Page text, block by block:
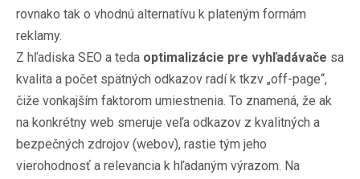
rovnako tak o vhodnú alternatívu k plateným formám
reklamy.
Z hľadiska SEO a teda optimalizácie pre vyhľadávače sa
kvalita a počet spätných odkazov radí k tkzv „off-page“,
čiže vonkajším faktorom umiestnenia. To znamená, že ak
na konkrétny web smeruje veľa odkazov z kvalitných a
bezpečných zdrojov (webov), rastie tým jeho
vierohodnosť a relevancia k hľadaným výrazom. Na